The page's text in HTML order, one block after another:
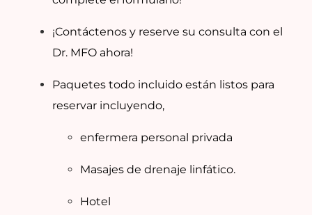
¡Contáctenos y reserve su consulta con el
Dr. MFO ahora!
Paquetes todo incluido están listos para
reservar incluyendo,
enfermera personal privada
Masajes de drenaje linfático.
Hotel